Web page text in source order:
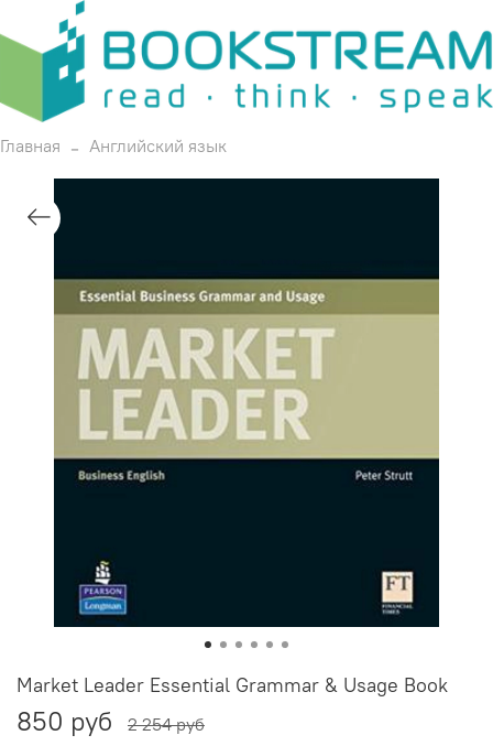
Главная Английский язык
Market Leader Essential Grammar & Usage Book
850 руб 2 254 руб